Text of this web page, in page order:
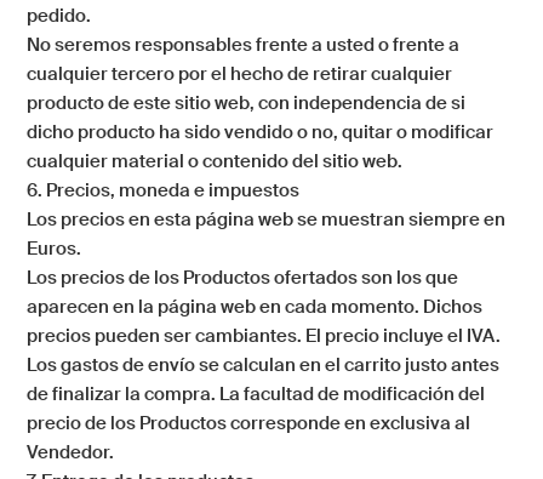
pedido.
No seremos responsables frente a usted o frente a
cualquier tercero por el hecho de retirar cualquier
producto de este sitio web, con independencia de si
dicho producto ha sido vendido o no, quitar o modificar
cualquier material o contenido del sitio web.
6. Precios, moneda e impuestos
Los precios en esta página web se muestran siempre en
Euros.
Los precios de los Productos ofertados son los que
aparecen en la página web en cada momento. Dichos
precios pueden ser cambiantes. El precio incluye el IVA.
Los gastos de envío se calculan en el carrito justo antes
de finalizar la compra. La facultad de modificación del
precio de los Productos corresponde en exclusiva al
Vendedor.